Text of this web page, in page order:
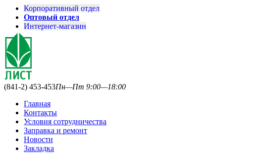
Корпоративный отдел
Оптовый отдел
Интернет-магазин
(841-2) 453-453Пн—Пт 9:00—18:00
Главная
Контакты
Условия сотрудничества
Заправка и ремонт
Новости
Закладка